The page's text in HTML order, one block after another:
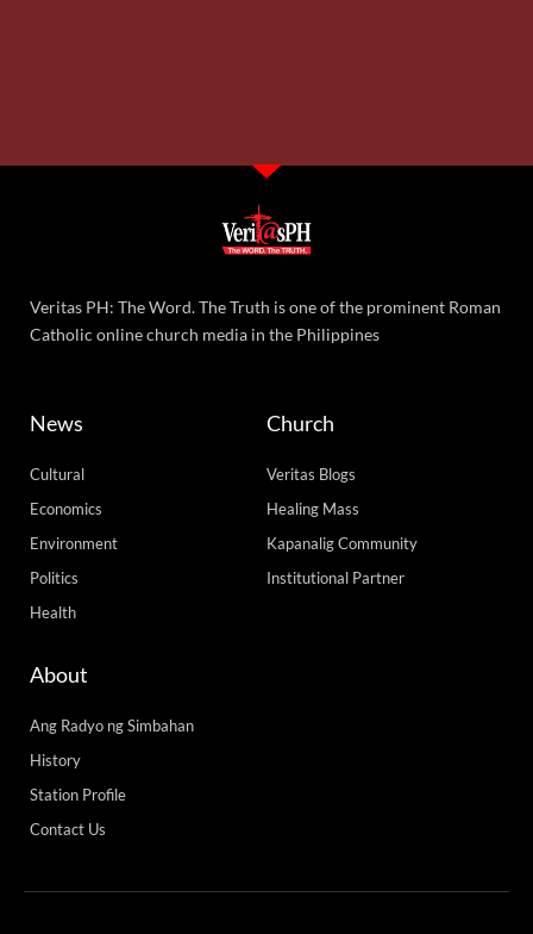
Veritas PH: The Word. The Truth is one of the prominent Roman
Catholic online church media in the Philippines
News
Cultural
Economics
Environment
Politics
Health
Church
Veritas Blogs
Healing Mass
Kapanalig Community
Institutional Partner
About
Ang Radyo ng Simbahan
History
Station Profile
Contact Us